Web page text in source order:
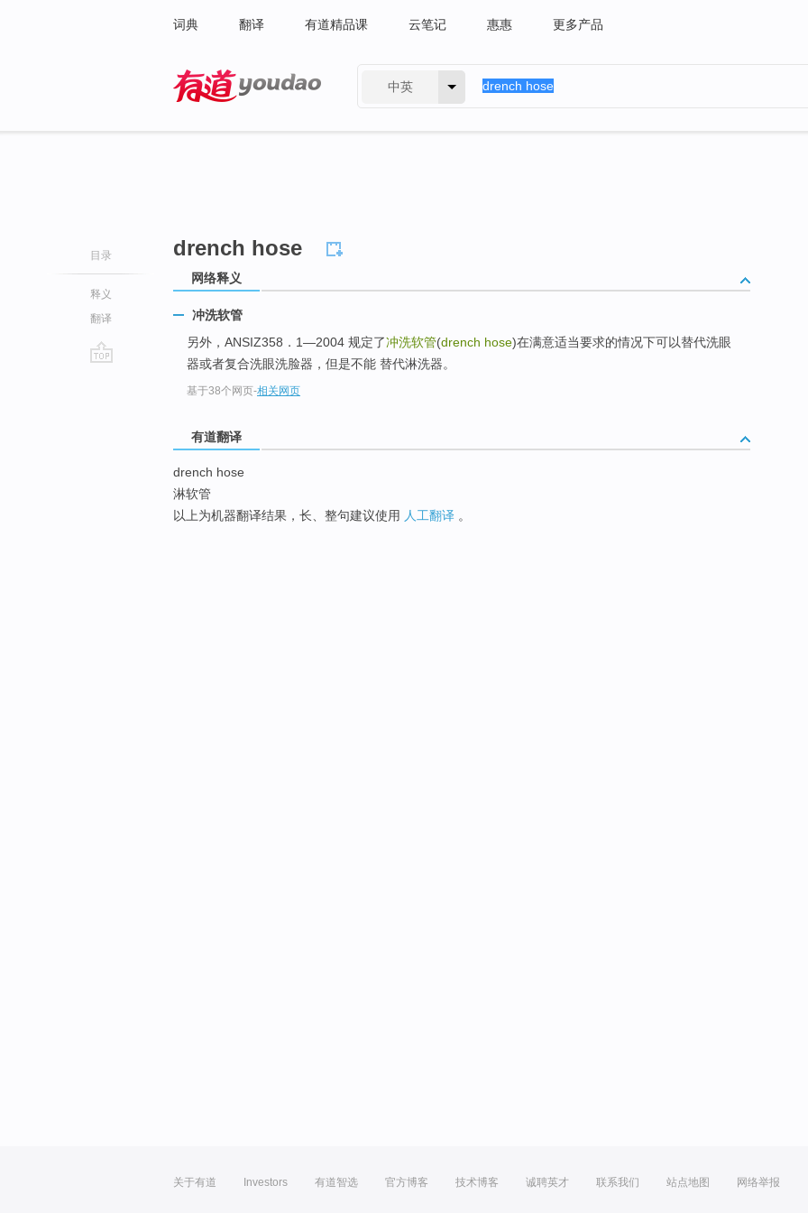
词典 翻译 有道精品课 云笔记 惠惠 更多产品
中英
目录
释义
翻译
drench hose
网络释义
冲洗软管
另外，ANSIZ358．1—2004 规定了冲洗软管(drench hose)在满意适当要求的情况下可以替代洗眼
器或者复合洗眼洗脸器，但是不能 替代淋洗器。
基于38个网页-相关网页
有道翻译
drench hose
淋软管
以上为机器翻译结果，长、整句建议使用 人工翻译 。
关于有道 Investors 有道智选 官方博客 技术博客 诚聘英才 联系我们 站点地图 网络举报